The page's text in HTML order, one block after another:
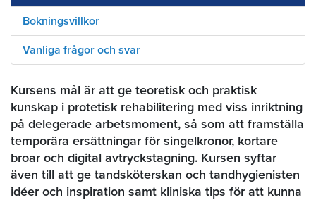
Bokningsvillkor
Vanliga frågor och svar
Kursens mål är att ge teoretisk och praktisk
kunskap i protetisk rehabilitering med viss inriktning
på delegerade arbetsmoment, så som att framställa
temporära ersättningar för singelkronor, kortare
broar och digital avtryckstagning. Kursen syftar
även till att ge tandsköterskan och tandhygienisten
idéer och inspiration samt kliniska tips för att kunna